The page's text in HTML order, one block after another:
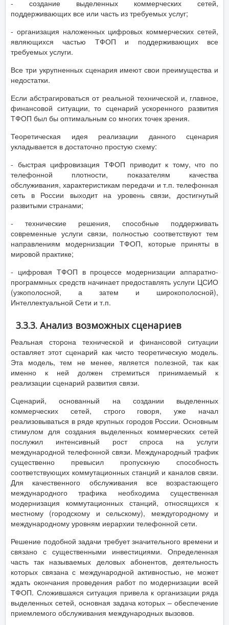
- создание выделенных коммерческих сетей,
поддерживающих все или часть из требуемых услуг;
- организация наложенных цифровых коммерческих сетей,
являющихся частью ТФОП и поддерживающих все
требуемых услуги.
Все три укрупненных сценария имеют свои преимущества и
недостатки.
Если абстрагироваться от реальной технической и, главное,
финансовой ситуации, то сценарий ускоренного развития
ТФОП был бы оптимальным со многих точек зрения.
Теоретическая идея реализации данного сценария
укладывается в достаточно простую схему:
- быстрая цифровизация ТФОП приводит к тому, что по
телефонной плотности, показателям качества
обслуживания, характеристикам передачи и т.п. телефонная
сеть в России выходит на уровень связи, достигнутый
развитыми странами;
- технические решения, способные поддерживать
современные услуги связи, полностью соответствуют тем
направлениям модернизации ТФОП, которые приняты в
мировой практике;
- цифровая ТФОП в процессе модернизации аппаратно-
программных средств начинает предоставлять услуги ЦСИО
(узкополосной, а затем и широкополосной),
Интеллектуальной Сети и т.п.
3.3.3. Анализ возможных сценариев
Реальная сторона технической и финансовой ситуации
оставляет этот сценарий как чисто теоретическую модель.
Эта модель, тем не менее, является полезной, так как
именно к ней должен стремиться принимаемый к
реализации сценарий развития связи.
Сценарий, основанный на создании выделенных
коммерческих сетей, строго говоря, уже начал
реализовываться в ряде крупных городов России. Основным
стимулом для создания выделенных коммерческих сетей
послужил интенсивный рост спроса на услуги
международной телефонной связи. Международный трафик
существенно превысил пропускную способность
соответствующих коммутационных станций и каналов связи.
Для качественного обслуживания все возрастающего
международного трафика необходима существенная
модернизация коммутационных станций, относящихся к
местному (городскому и сельскому), междугородному и
международному уровням иерархии телефонной сети.
Решение подобной задачи требует значительного времени и
связано с существенными инвестициями. Определенная
часть так называемых деловых абонентов, деятельность
которых связана с международной активностью, не может
ждать окончания проведения работ по модернизации всей
ТФОП. Сложившаяся ситуация привела к организации ряда
выделенных сетей, основная задача которых – обеспечение
приемлемого обслуживания международных вызовов.